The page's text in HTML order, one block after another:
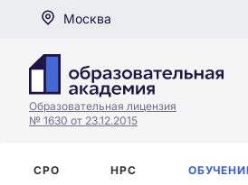
Москва
Образовательная лицензия
№ 1630 от 23.12.2015
СРО НРС